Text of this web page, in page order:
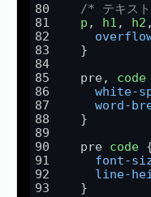
/* テキス
p , h1 , h2
  }
  pre,
code
white-
word-
  }
  pre
code
font-
line-
  }